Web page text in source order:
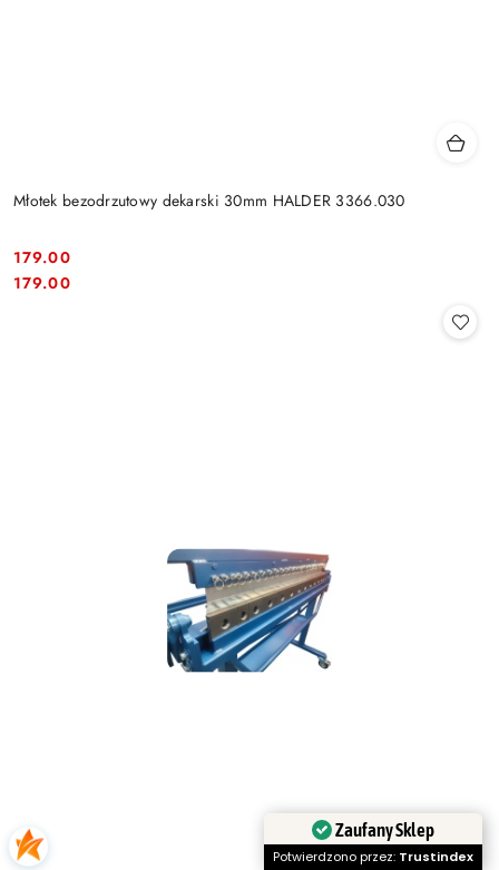
Młotek bezodrzutowy dekarski 30mm HALDER 3366.030
Cena:
179.00
Cena:
179.00
Zaufany Sklep
Potwierdzono przez: Trustindex